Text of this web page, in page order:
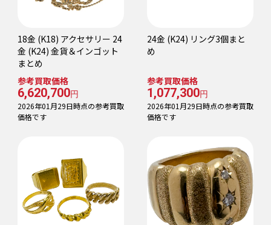
18金 (K18) アクセサリー 24
金 (K24) 金貨＆インゴット
まとめ
参考買取価格
6,620,700円
2026年01月29日時点の参考買取
価格です
24金 (K24) リング3個まと
め
参考買取価格
1,077,300円
2026年01月29日時点の参考買取
価格です